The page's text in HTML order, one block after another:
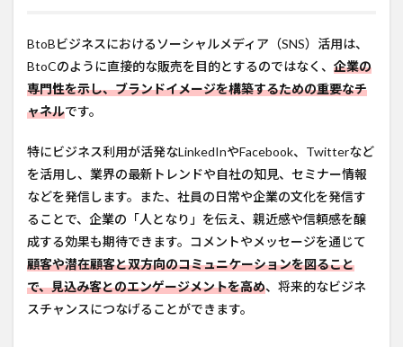
BtoBビジネスにおけるソーシャルメディア（SNS）活用は、
BtoCのように直接的な販売を目的とするのではなく、 企業の
専門性を示し、ブランドイメージを構築するための重要なチ
ャネルです。
特にビジネス利用が活発なLinkedInやFacebook、Twitterなど
を活用し、業界の最新トレンドや自社の知見、セミナー情報
などを発信します。また、社員の日常や企業の文化を発信す
ることで、企業の「人となり」を伝え、親近感や信頼感を醸
成する効果も期待できます。コメントやメッセージを通じて
顧客や潜在顧客と双方向のコミュニケーションを図ること
で、見込み客とのエンゲージメントを高め、将来的なビジネ
スチャンスにつなげることができます。